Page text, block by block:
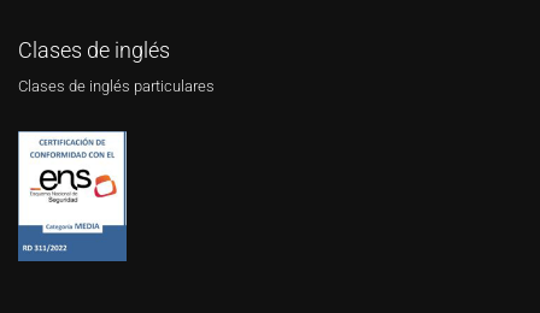
Clases de inglés
Clases de inglés particulares